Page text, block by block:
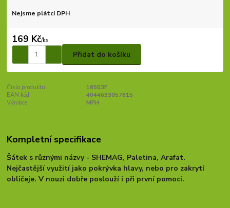
Nejsme plátci DPH
169 Kč/ks
Přidat do košíku
Číslo produktu:
16503F
EAN kód:
4044633057815
Výrobce:
MFH
Kompletní specifikace
Šátek s různými názvy - SHEMAG, Paletina, Arafat.
Nejčastější využití jako pokrývka hlavy, nebo pro zakrytí
obličeje. V nouzi dobře poslouží i při první pomoci.